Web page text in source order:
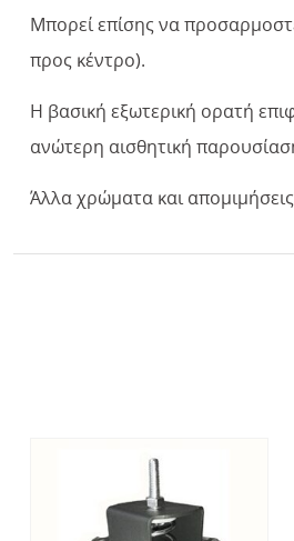
Μπορεί επίσης να
προς κέντρο).
Η βασική εξωτερική ορατή
ανώτερη αισθητική
Άλλα χρώματα και